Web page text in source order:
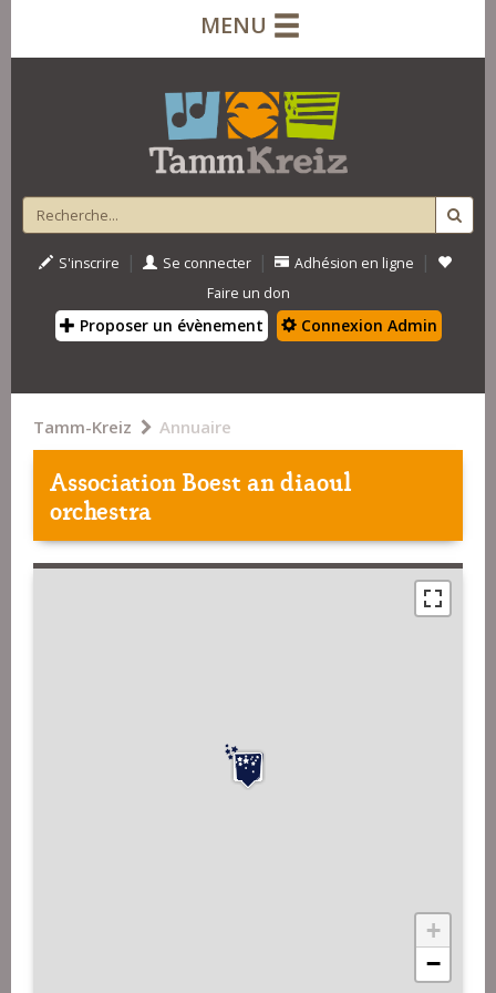
MENU
S'inscrire | Se connecter | Adhésion en ligne |
Faire un don
Proposer un évènement Connexion Admin
Tamm-Kreiz Annuaire
Association Boest an diaoul
orchestra
+
−